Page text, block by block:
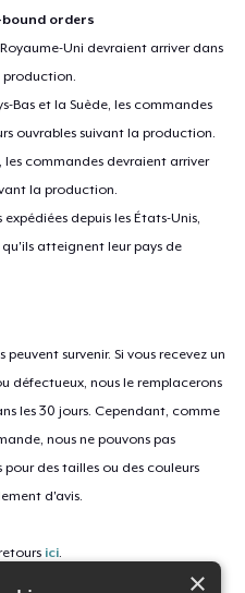
bound orders
Uni devraient arriver dans
production.
Bas et la Suède, les commandes
ouvrables suivant la production.
les commandes devraient arriver
la production.
depuis les États-Unis,
qu'ils atteignent leur pays de
survenir. Si vous recevez un
défectueux, nous le remplacerons
les 30 jours. Cependant, comme
nous ne pouvons pas
des tailles ou des couleurs
d'avis.
ici.
×